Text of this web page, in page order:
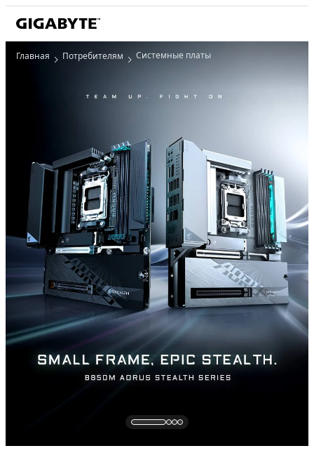
Главная Потребителям Системные платы